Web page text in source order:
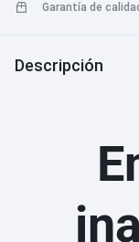
Garantía de
Descripción